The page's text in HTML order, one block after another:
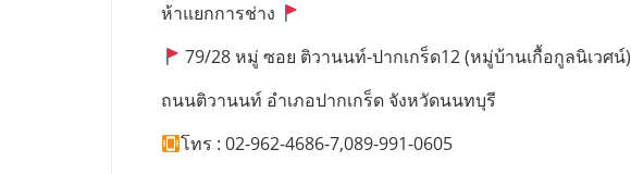
ห้าแยกการช่าง
79/28 หมู่ ซอย ติวานนท์-ปากเกร็ด12 (หมู่บ้านเกื้อกูลนิเวศน์)
ถนนติวานนท์ อำเภอปากเกร็ด จังหวัดนนทบุรี
โทร : 02-962-4686-7,089-991-0605